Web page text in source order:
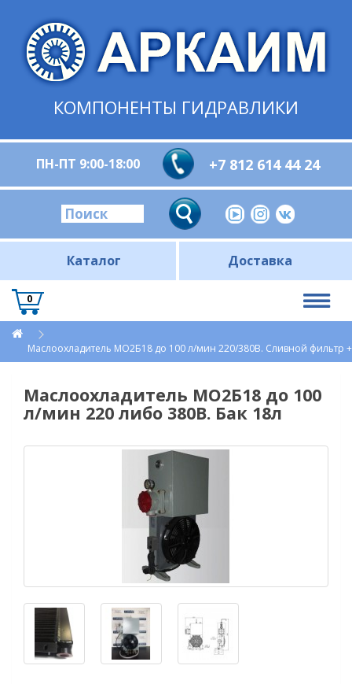
КОМПОНЕНТЫ ГИДРАВЛИКИ
ПН-ПТ 9:00-18:00 +7 812 614 44 24
Каталог Доставка
0
Маслоохладитель МО2Б18 до 100 л/мин 220/380В. Сливной фильтр
Маслоохладитель МО2Б18 до 100
л/мин 220 либо 380В. Бак 18л